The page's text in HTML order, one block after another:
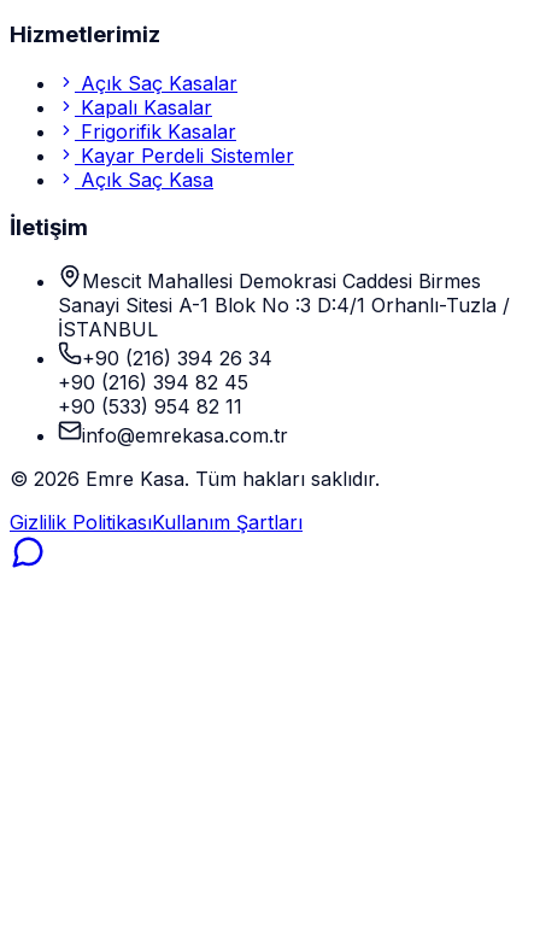
Hizmetlerimiz
Açık Saç Kasalar
Kapalı Kasalar
Frigorifik Kasalar
Kayar Perdeli Sistemler
Açık Saç Kasa
İletişim
Mescit Mahallesi Demokrasi Caddesi Birmes
Sanayi Sitesi A-1 Blok No :3 D:4/1 Orhanlı-Tuzla /
İSTANBUL
+90 (216) 394 26 34
+90 (216) 394 82 45
+90 (533) 954 82 11
info@emrekasa.com.tr
© 2026 Emre Kasa. Tüm hakları saklıdır.
Gizlilik PolitikasıKullanım Şartları